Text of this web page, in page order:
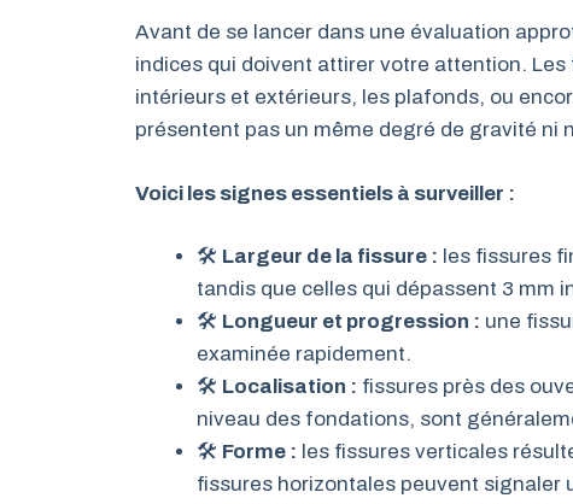
Avant de se lancer dans une évaluation
indices qui doivent attirer votre attention.
intérieurs et extérieurs, les plafonds, ou
présentent pas un même degré de gravité
Voici les signes essentiels à surveiller :
🛠 Largeur de la fissure : les fissures
tandis que celles qui dépassent 3 mm
🛠 Longueur et progression : une
examinée rapidement.
🛠 Localisation : fissures près des
niveau des fondations, sont
🛠 Forme : les fissures verticales
fissures horizontales peuvent signaler